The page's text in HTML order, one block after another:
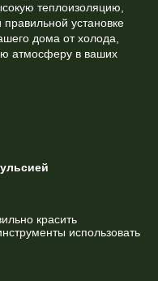
теплоизоляцию,
правильной установке
дома от холода,
атмосферу в ваших
красить
использовать